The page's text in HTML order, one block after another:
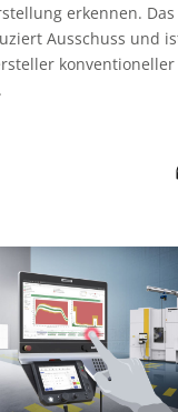
erkennen.
Ausschuss und
konventioneller